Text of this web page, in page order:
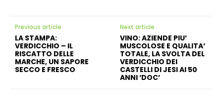
Previous article
LA STAMPA:
VERDICCHIO – IL
RISCATTO DELLE
MARCHE, UN SAPORE
SECCO E FRESCO
Next article
VINO: AZIENDE PIU’
MUSCOLOSE E QUALITA’
TOTALE, LA SVOLTA DEL
VERDICCHIO DEI
CASTELLI DI JESI AI 50
ANNI ‘DOC’